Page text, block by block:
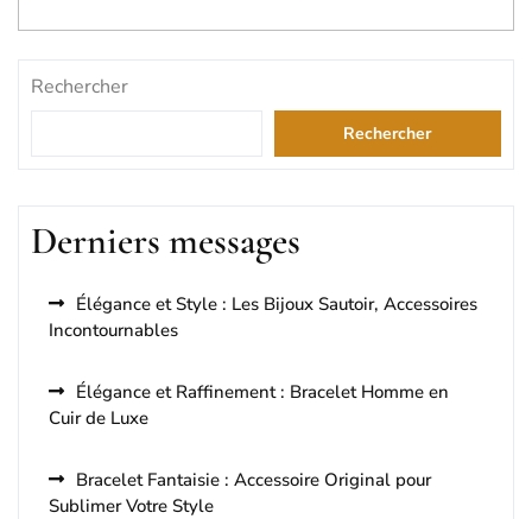
Rechercher
Rechercher
Derniers messages
Élégance et Style : Les Bijoux Sautoir, Accessoires
Incontournables
Élégance et Raffinement : Bracelet Homme en
Cuir de Luxe
Bracelet Fantaisie : Accessoire Original pour
Sublimer Votre Style